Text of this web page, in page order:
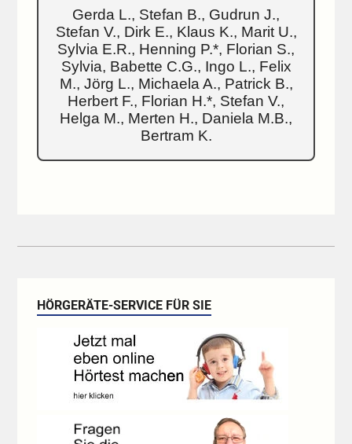
Gerda L., Stefan B., Gudrun J.,
Stefan V., Dirk E., Klaus K., Marit U.,
Sylvia E.R., Henning P.*, Florian S.,
Sylvia, Babette C.G., Ingo L., Felix
M., Jörg L., Michaela A., Patrick B.,
Herbert F., Florian H.*, Stefan V.,
Helga M., Merten H., Daniela M.B.,
Bertram K.
HÖRGERÄTE-SERVICE FÜR SIE